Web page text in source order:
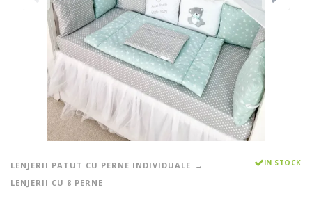
LENJERII PATUT CU PERNE INDIVIDUALE
LENJERII CU 8 PERNE
IN STOCK